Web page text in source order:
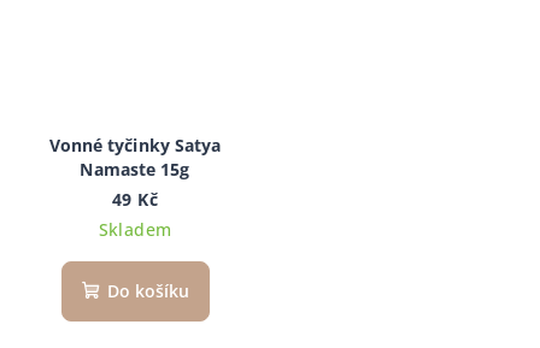
Vonné tyčinky Satya
Namaste 15g
49 Kč
Skladem
Do košíku